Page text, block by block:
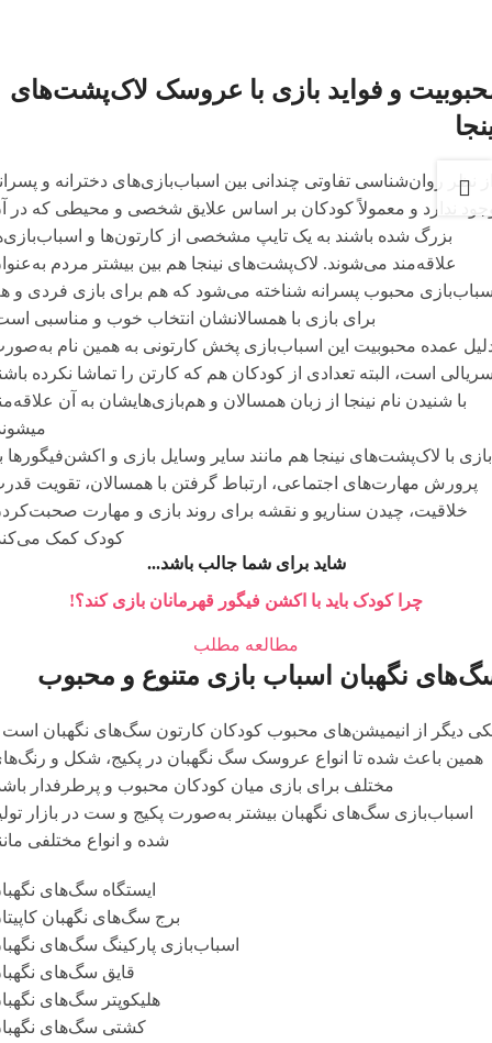
و فواید بازی با عروسک لاک‌پشت‌های
نظر روان‌شناسی تفاوتی چندانی بین اسباب‌بازی‌های دخترانه و
ندارد و معمولاً کودکان بر اساس علایق شخصی و محیطی که در
بزرگ شده باشند به یک تایپ مشخصی از کارتون‌ها و
علاقه‌مند می‌شوند. لاک‌پشت‌های نینجا هم بین بیشتر مردم
محبوب پسرانه شناخته می‌شود که هم برای بازی فردی و
برای بازی با همسالانشان انتخاب خوب و مناسبی
عمده محبوبیت این اسباب‌بازی پخش کارتونی به همین نام
است، البته تعدادی از کودکان هم که کارتن را تماشا نکرده
با شنیدن نام نینجا از زبان همسالان و هم‌بازی‌هایشان به آن
می‎شوند.
بازی با لاک‌پشت‌های نینجا هم مانند سایر وسایل بازی و اکشن‌فیگورها
پرورش مهارت‌های اجتماعی، ارتباط گرفتن با همسالان، تقویت
خلاقیت، چیدن سناریو و نقشه برای روند بازی و مهارت
کودک کمک
شاید برای شما جالب باشد...
چرا کودک باید با اکشن فیگور قهرمانان بازی کند؟!
مطالعه مطلب
نگهبان اسباب بازی متنوع و محبوب
دیگر از انیمیشن‌های محبوب کودکان کارتون سگ‌های نگهبان
همین باعث شده تا انواع عروسک سگ نگهبان در پکیج، شکل و
مختلف برای بازی میان کودکان محبوب و پرطرفدار
اسباب‌بازی سگ‌های نگهبان بیشتر به‌صورت پکیج و ست در بازار
شده و انواع مختلفی
ایستگاه سگ‌های
برج سگ‌های نگهبان
اسباب‌بازی پارکینگ سگ‌های
قایق سگ‌های
هلیکوپتر سگ‌های
کشتی سگ‌های